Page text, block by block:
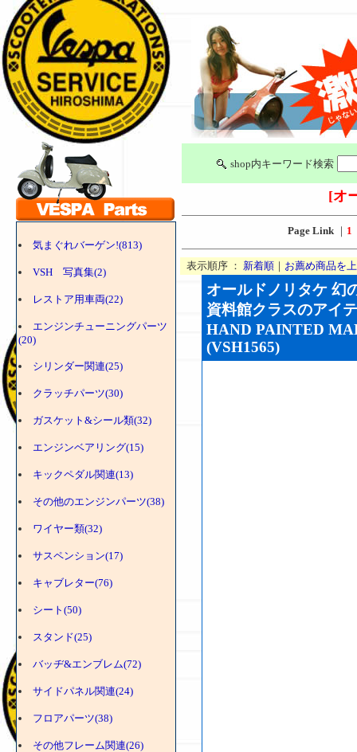
気まぐれバーゲン!(813)
VSH 写真集(2)
レストア用車両(22)
エンジンチューニングパーツ
(20)
シリンダー関連(25)
クラッチパーツ(30)
ガスケット&シール類(32)
エンジンベアリング(15)
キックペダル関連(13)
その他のエンジンパーツ(38)
ワイヤー類(32)
サスペンション(17)
キャブレター(76)
シート(50)
スタンド(25)
バッヂ&エンブレム(72)
サイドパネル関連(24)
フロアパーツ(38)
その他フレーム関連(26)
shop内キーワード検索
[オ
Page Link｜ 1
表示順序 ： 新着順｜ お薦め商品を
オールドノリタケ 幻
資料館クラスのアイ
HAND PAINTED
(VSH1565)